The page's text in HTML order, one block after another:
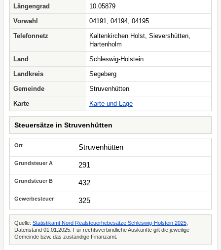
Längengrad
10.05879
Vorwahl
04191, 04194, 04195
Telefonnetz
Kaltenkirchen Holst, Sievershütten,
Hartenholm
Land
Schleswig-Holstein
Landkreis
Segeberg
Gemeinde
Struvenhütten
Karte
Karte und Lage
Steuersätze in Struvenhütten
Struvenhütten
291
432
325
Quelle: Statistikamt Nord Realsteuerhebesätze Schleswig-Holstein 2025
Datenstand 01.01.2025. Für rechtsverbindliche Auskünfte gilt die jeweilige
Gemeinde bzw. das zuständige Finanzamt.